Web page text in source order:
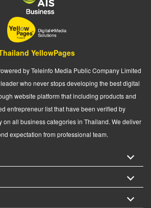
YellowPages
by Teleinfo Media Public Company Limited
who never stops developing the best digital
website platform that including products and
entrepreneur list that have been verified by
on all business categories in Thailand. We deliver
expectation from professional team.